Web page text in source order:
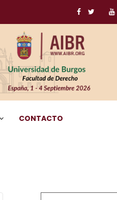
CONTACTO